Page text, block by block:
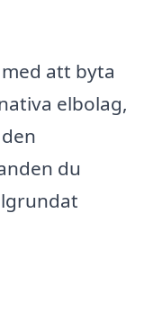
att byta
elbolag,
du